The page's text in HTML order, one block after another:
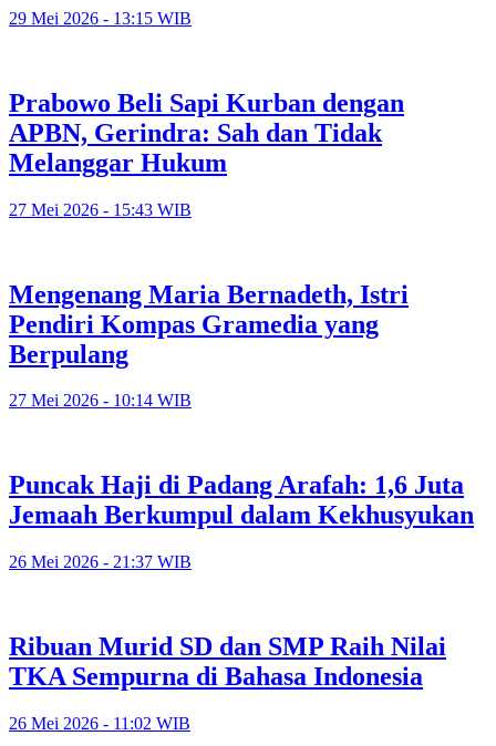
29 Mei 2026 - 13:15 WIB
Prabowo Beli Sapi Kurban dengan
APBN, Gerindra: Sah dan Tidak
Melanggar Hukum
27 Mei 2026 - 15:43 WIB
Mengenang Maria Bernadeth, Istri
Pendiri Kompas Gramedia yang
Berpulang
27 Mei 2026 - 10:14 WIB
Puncak Haji di Padang Arafah: 1,6 Juta
Jemaah Berkumpul dalam Kekhusyukan
26 Mei 2026 - 21:37 WIB
Ribuan Murid SD dan SMP Raih Nilai
TKA Sempurna di Bahasa Indonesia
26 Mei 2026 - 11:02 WIB